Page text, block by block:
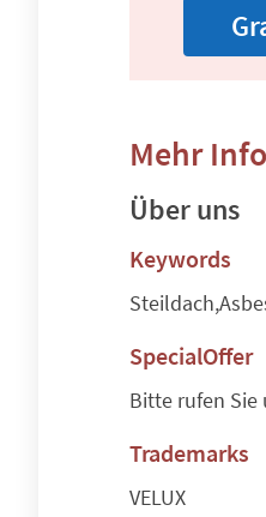
Mehr
Über uns
Keywords
SpecialOffer
Bitte rufen
Trademarks
VELUX